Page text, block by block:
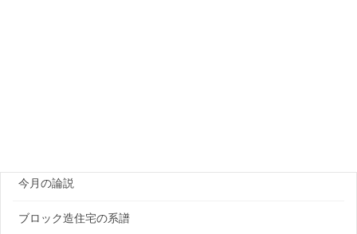
今月の論説
ブロック造住宅の系譜